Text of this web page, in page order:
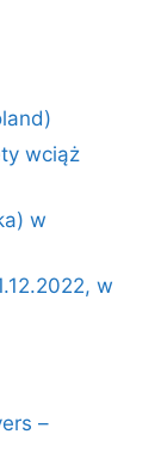
wciąż
w
w
–